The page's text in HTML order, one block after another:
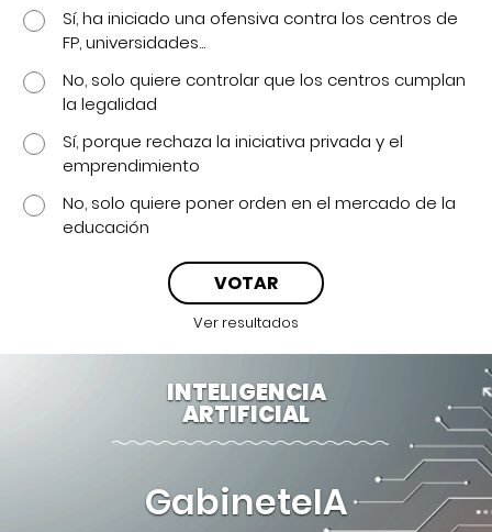
Sí, ha iniciado una ofensiva contra los centros de
FP, universidades...
No, solo quiere controlar que los centros cumplan
la legalidad
Sí, porque rechaza la iniciativa privada y el
emprendimiento
No, solo quiere poner orden en el mercado de la
educación
Ver resultados
INTELIGENCIA
ARTIFICIAL
GabineteIA